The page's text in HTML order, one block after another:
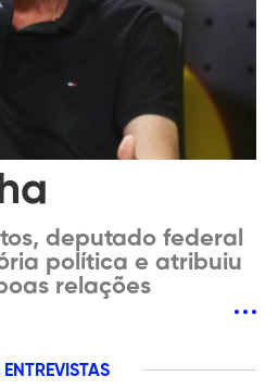
deputado federal
política e atribuiu
relações
ENTREVISTAS